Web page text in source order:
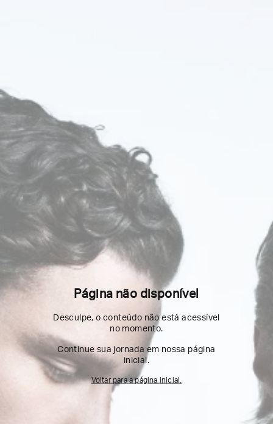
Página não disponível
Desculpe, o conteúdo não está acessível
no momento.
Continue sua jornada em nossa página
inicial.
Voltar para a página inicial.